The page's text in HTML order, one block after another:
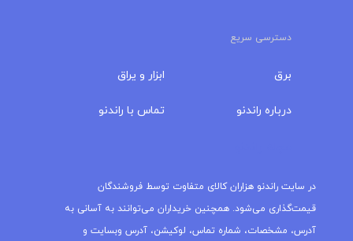
دسترسی سریع
برق
درباره‌ راندنو
ابزار و یراق
تماس با راندنو
در سایت راندنو هزاران کالای متفاوت توسط فروشندگان
قیمت‌گذاری می‌شود. همچنین خریداران می‌توانند به آسانی به
آدرس، مشخصات، شماره تماس، لوکیشن، آدرس وبسایت و